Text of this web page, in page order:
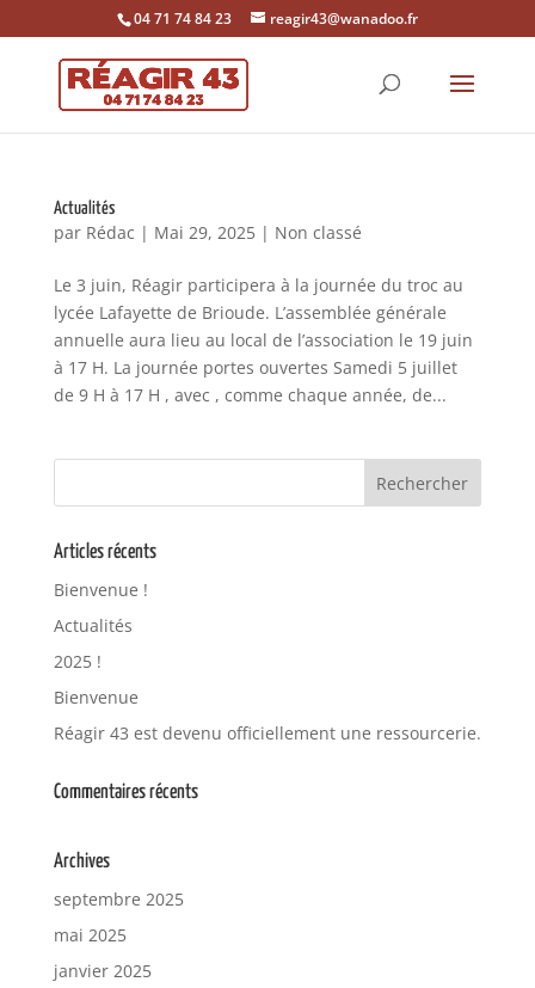
04 71 74 84 23 reagir43@wanadoo.fr
Actualités
par Rédac | Mai 29, 2025| Non classé
Le 3 juin, Réagir participera à la journée du troc au
lycée Lafayette de Brioude. L’assemblée générale
annuelle aura lieu au local de l’association le 19 juin
à 17 H. La journée portes ouvertes Samedi 5 juillet
de 9 H à 17 H , avec , comme chaque année, de...
Articles récents
Bienvenue !
Actualités
2025 !
Bienvenue
Réagir 43 est devenu officiellement une ressourcerie.
Commentaires récents
Archives
septembre 2025
mai 2025
janvier 2025